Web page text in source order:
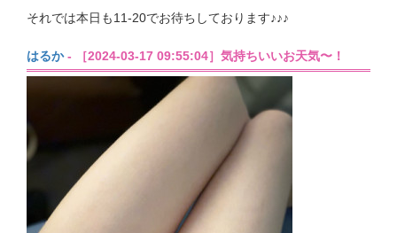
それでは本日も11-20でお待ちしております♪♪♪
はるか- ［2024-03-17 09:55:04］気持ちいいお天気〜！